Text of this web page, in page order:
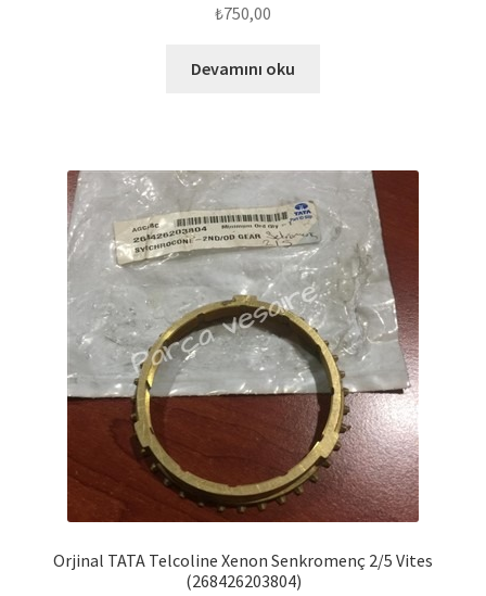
₺750,00
Devamını oku
Orjinal TATA Telcoline Xenon Senkromenç 2/5 Vites
(268426203804)